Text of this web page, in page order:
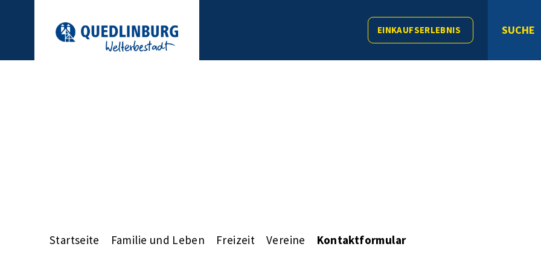
EINKAUFSERLEBNIS SUCHE
Startseite Familie und Leben Freizeit Vereine Kontaktformular